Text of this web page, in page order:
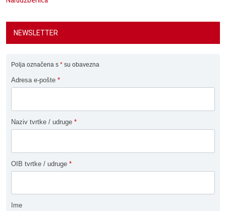
NEWSLETTER
Polja označena s * su obavezna
Adresa e-pošte *
Naziv tvrtke / udruge *
OIB tvrtke / udruge *
Ime